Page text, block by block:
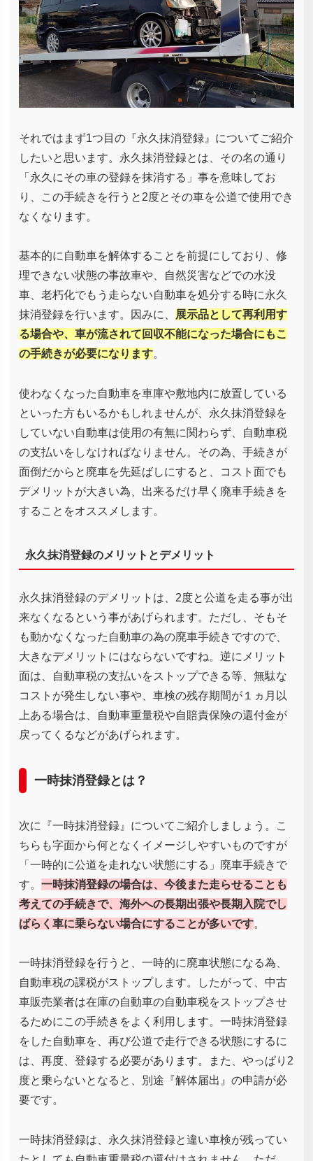
それではまず1つ目の『永久抹消登録』についてご紹介
したいと思います。永久抹消登録とは、その名の通り
「永久にその車の登録を抹消する」事を意味してお
り、この手続きを行うと2度とその車を公道で使用でき
なくなります。
基本的に自動車を解体することを前提にしており、修
理できない状態の事故車や、自然災害などでの水没
車、老朽化でもう走らない自動車を処分する時に永久
抹消登録を行います。因みに、 展示品として再利用す
る場合や、車が流されて回収不能になった場合にもこ
の手続きが必要になります。
使わなくなった自動車を車庫や敷地内に放置している
といった方もいるかもしれませんが、永久抹消登録を
していない自動車は使用の有無に関わらず、自動車税
の支払いをしなければなりません。その為、手続きが
面倒だからと廃車を先延ばしにすると、コスト面でも
デメリットが大きい為、出来るだけ早く廃車手続きを
することをオススメします。
永久抹消登録のメリットとデメリット
永久抹消登録のデメリットは、2度と公道を走る事が出
来なくなるという事があげられます。ただし、そもそ
も動かなくなった自動車の為の廃車手続きですので、
大きなデメリットにはならないですね。逆にメリット
面は、自動車税の支払いをストップできる等、無駄な
コストが発生しない事や、車検の残存期間が１ヵ月以
上ある場合は、自動車重量税や自賠責保険の還付金が
戻ってくるなどがあげられます。
一時抹消登録とは？
次に『一時抹消登録』についてご紹介しましょう。こ
ちらも字面から何となくイメージしやすいものですが
「一時的に公道を走れない状態にする」廃車手続きで
す。 一時抹消登録の場合は、今後また走らせることも
考えての手続きで、海外への長期出張や長期入院でし
ばらく車に乗らない場合にすることが多いです。
一時抹消登録を行うと、一時的に廃車状態になる為、
自動車税の課税がストップします。したがって、中古
車販売業者は在庫の自動車の自動車税をストップさせ
るためにこの手続きをよく利用します。一時抹消登録
をした自動車を、再び公道で走行できる状態にするに
は、再度、登録する必要があります。また、やっぱり2
度と乗らないとなると、別途『解体届出』の申請が必
要です。
一時抹消登録は、永久抹消登録と違い車検が残ってい